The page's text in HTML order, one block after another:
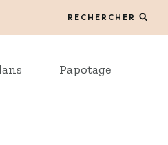
RECHERCHER
Papotage